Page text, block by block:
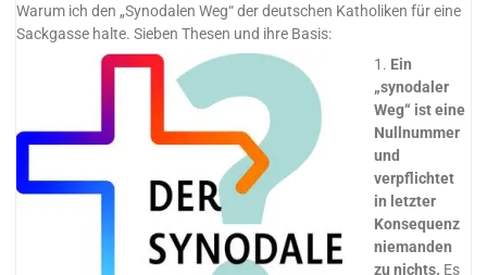
Warum ich den „Synodalen Weg“ der deutschen Katholiken für eine
Sackgasse halte. Sieben Thesen und ihre Basis:
1. Ein
„synodaler
Weg“ ist eine
Nullnummer
und
verpflichtet
in letzter
Konsequenz
niemanden
zu nichts. Es